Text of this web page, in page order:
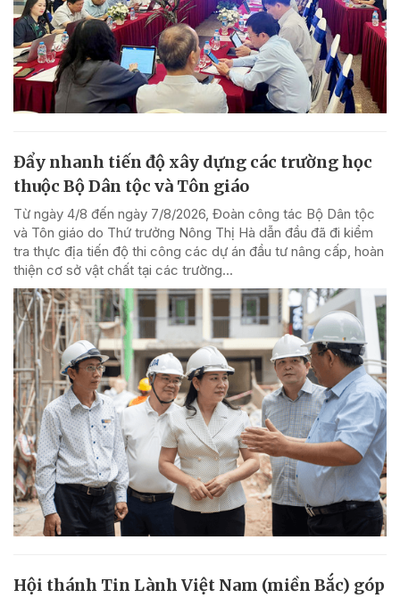
Đẩy nhanh tiến độ xây dựng các trường học
thuộc Bộ Dân tộc và Tôn giáo
Từ ngày 4/8 đến ngày 7/8/2026, Đoàn công tác Bộ Dân tộc
và Tôn giáo do Thứ trưởng Nông Thị Hà dẫn đầu đã đi kiểm
tra thực địa tiến độ thi công các dự án đầu tư nâng cấp, hoàn
thiện cơ sở vật chất tại các trường...
Hội thánh Tin Lành Việt Nam (miền Bắc) góp